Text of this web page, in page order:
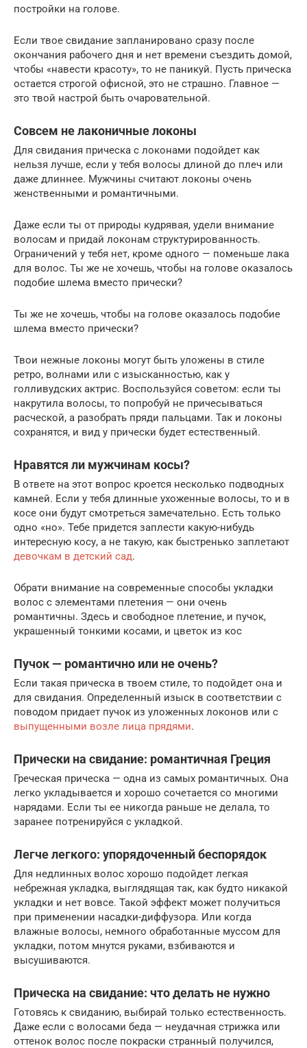
постройки на голове.
Если твое свидание запланировано сразу после
окончания рабочего дня и нет времени съездить домой,
чтобы «навести красоту», то не паникуй. Пусть прическа
остается строгой офисной, это не страшно. Главное —
это твой настрой быть очаровательной.
Совсем не лаконичные локоны
Для свидания прическа с локонами подойдет как
нельзя лучше, если у тебя волосы длиной до плеч или
даже длиннее. Мужчины считают локоны очень
женственными и романтичными.
Даже если ты от природы кудрявая, удели внимание
волосам и придай локонам структурированность.
Ограничений у тебя нет, кроме одного — поменьше лака
для волос. Ты же не хочешь, чтобы на голове оказалось
подобие шлема вместо прически?
Ты же не хочешь, чтобы на голове оказалось подобие
шлема вместо прически?
Твои нежные локоны могут быть уложены в стиле
ретро, волнами или с изысканностью, как у
голливудских актрис. Воспользуйся советом: если ты
накрутила волосы, то попробуй не причесываться
расческой, а разобрать пряди пальцами. Так и локоны
сохранятся, и вид у прически будет естественный.
Нравятся ли мужчинам косы?
В ответе на этот вопрос кроется несколько подводных
камней. Если у тебя длинные ухоженные волосы, то и в
косе они будут смотреться замечательно. Есть только
одно «но». Тебе придется заплести какую-нибудь
интересную косу, а не такую, как быстренько заплетают
девочкам в детский сад.
Обрати внимание на современные способы укладки
волос с элементами плетения — они очень
романтичны. Здесь и свободное плетение, и пучок,
украшенный тонкими косами, и цветок из кос
Пучок — романтично или не очень?
Если такая прическа в твоем стиле, то подойдет она и
для свидания. Определенный изыск в соответствии с
поводом придает пучок из уложенных локонов или с
выпущенными возле лица прядями.
Прически на свидание: романтичная Греция
Греческая прическа — одна из самых романтичных. Она
легко укладывается и хорошо сочетается со многими
нарядами. Если ты ее никогда раньше не делала, то
заранее потренируйся с укладкой.
Легче легкого: упорядоченный беспорядок
Для недлинных волос хорошо подойдет легкая
небрежная укладка, выглядящая так, как будто никакой
укладки и нет вовсе. Такой эффект может получиться
при применении насадки-диффузора. Или когда
влажные волосы, немного обработанные муссом для
укладки, потом мнутся руками, взбиваются и
высушиваются.
Прическа на свидание: что делать не нужно
Готовясь к свиданию, выбирай только естественность.
Даже если с волосами беда — неудачная стрижка или
оттенок волос после покраски странный получился,